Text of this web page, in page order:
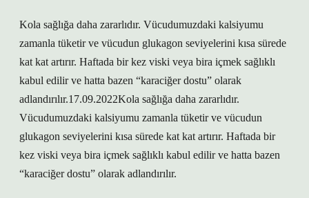
Kola sağlığa daha zararlıdır. Vücudumuzdaki kalsiyumu
zamanla tüketir ve vücudun glukagon seviyelerini kısa sürede
kat kat artırır. Haftada bir kez viski veya bira içmek sağlıklı
kabul edilir ve hatta bazen “karaciğer dostu” olarak
adlandırılır.17.09.2022Kola sağlığa daha zararlıdır.
Vücudumuzdaki kalsiyumu zamanla tüketir ve vücudun
glukagon seviyelerini kısa sürede kat kat artırır. Haftada bir
kez viski veya bira içmek sağlıklı kabul edilir ve hatta bazen
“karaciğer dostu” olarak adlandırılır.